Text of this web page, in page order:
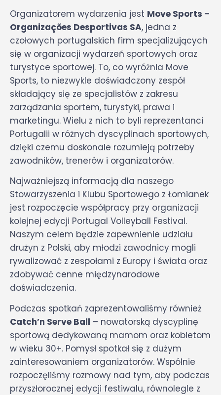
Organizatorem wydarzenia jest Move Sports –
Organizações Desportivas SA, jedna z
czołowych portugalskich firm specjalizujących
się w organizacji wydarzeń sportowych oraz
turystyce sportowej. To, co wyróżnia Move
Sports, to niezwykle doświadczony zespół
składający się ze specjalistów z zakresu
zarządzania sportem, turystyki, prawa i
marketingu. Wielu z nich to byli reprezentanci
Portugalii w różnych dyscyplinach sportowych,
dzięki czemu doskonale rozumieją potrzeby
zawodników, trenerów i organizatorów.
Najważniejszą informacją dla naszego
Stowarzyszenia i Klubu Sportowego z Łomianek
jest rozpoczęcie współpracy przy organizacji
kolejnej edycji Portugal Volleyball Festival.
Naszym celem będzie zapewnienie udziału
drużyn z Polski, aby młodzi zawodnicy mogli
rywalizować z zespołami z Europy i świata oraz
zdobywać cenne międzynarodowe
doświadczenia.
Podczas spotkań zaprezentowaliśmy również
Catch’n Serve Ball – nowatorską dyscyplinę
sportową dedykowaną mamom oraz kobietom
w wieku 30+. Pomysł spotkał się z dużym
zainteresowaniem organizatorów. Wspólnie
rozpoczęliśmy rozmowy nad tym, aby podczas
przyszłorocznej edycji festiwalu, równolegle z